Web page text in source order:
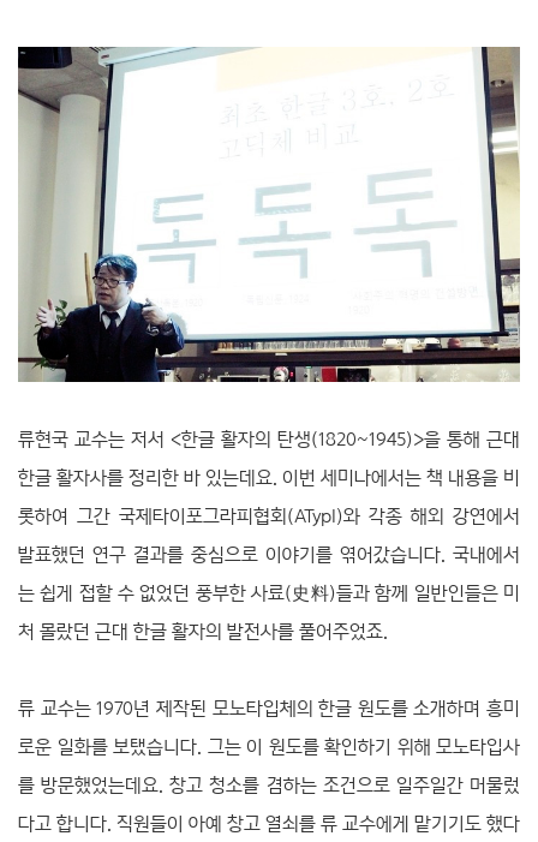
류현국 교수는 저서 <한글 활자의 탄생(1820~1945)>을 통해 근대
한글 활자사를 정리한 바 있는데요. 이번 세미나에서는 책 내용을 비
롯하여 그간 국제타이포그라피협회(ATypI)와 각종 해외 강연에서
발표했던 연구 결과를 중심으로 이야기를 엮어갔습니다. 국내에서
는 쉽게 접할 수 없었던 풍부한 사료(史料)들과 함께 일반인들은 미
처 몰랐던 근대 한글 활자의 발전사를 풀어주었죠.
류 교수는 1970년 제작된 모노타입체의 한글 원도를 소개하며 흥미
로운 일화를 보탰습니다. 그는 이 원도를 확인하기 위해 모노타입사
를 방문했었는데요. 창고 청소를 겸하는 조건으로 일주일간 머물렀
다고 합니다. 직원들이 아예 창고 열쇠를 류 교수에게 맡기기도 했다